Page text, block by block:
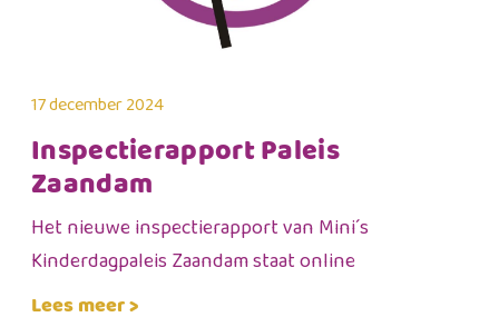
17 december 2024
Inspectierapport Paleis
Zaandam
Het nieuwe inspectierapport van Mini´s
Kinderdagpaleis Zaandam staat online
Lees meer >